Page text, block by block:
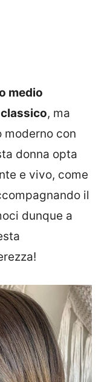
medio
, ma
moderno con
donna opta
e vivo, come
il
dunque a